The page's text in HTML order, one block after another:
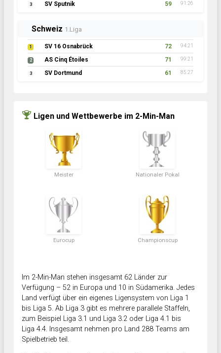
3 SV Sputnik 59 91:26
Schweiz 1.Liga
1 SV 16 Osnabrück 72 94:21
2 AS Cinq Étoiles 71 99:21
3 SV Dortmund 61 85:27
Ligen und Wettbewerbe im 2-Min-Man
Meister Nationaler Pokal
Eurocup Championscup
Im 2-Min-Man stehen insgesamt 62 Länder zur
Verfügung – 52 in Europa und 10 in Südamerika. Jedes
Land verfügt über ein eigenes Ligensystem von Liga 1
bis Liga 5. Ab Liga 3 gibt es mehrere parallele Staffeln,
zum Beispiel Liga 3.1 und Liga 3.2 oder Liga 4.1 bis
Liga 4.4. Insgesamt nehmen pro Land 288 Teams am
Spielbetrieb teil.